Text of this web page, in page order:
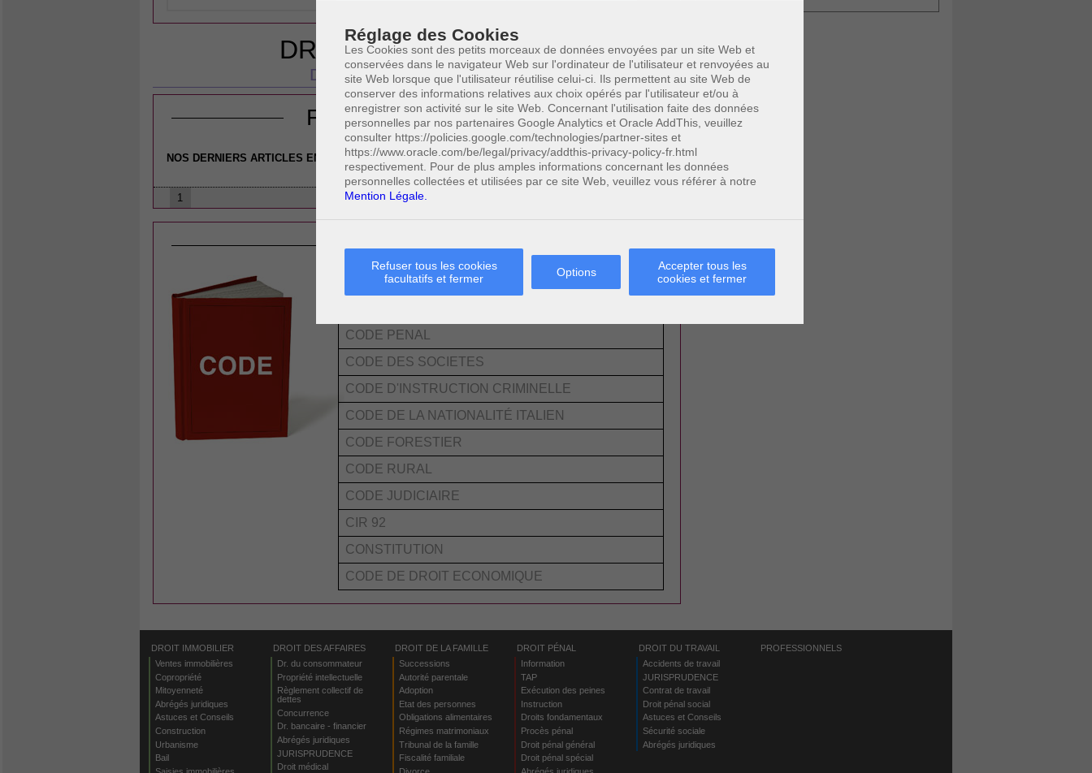
Réglage des Cookies
Les Cookies sont des petits morceaux de données envoyées par un site Web et
conservées dans le navigateur Web sur l'ordinateur de l'utilisateur et renvoyées au
site Web lorsque que l'utilisateur réutilise celui-ci. Ils permettent au site Web de
conserver des informations relatives aux choix opérés par l'utilisateur et/ou à
enregistrer son activité sur le site Web. Concernant l'utilisation faite des données
personnelles par nos partenaires Google Analytics et Oracle AddThis, veuillez
consulter https://policies.google.com/technologies/partner-sites et
https://www.oracle.com/be/legal/privacy/addthis-privacy-policy-fr.html
respectivement. Pour de plus amples informations concernant les données
personnelles collectées et utilisées par ce site Web, veuillez vous référer à notre
Mention Légale.
Refuser tous les cookies
facultatifs et fermer
Options
Accepter tous les
cookies et fermer
DROIT-DES-AFFAIRES
DR PENAL DES SOCIETES
FICHES PRATIQUES
NOS DERNIERS ARTICLES EN DROIT DES AFFAIRES - DR. PÉNAL DES SOCIÉTÉS
1
LEGISLATION
CODE CIVIL
CODE PENAL
CODE DES SOCIETES
CODE D'INSTRUCTION CRIMINELLE
CODE DE LA NATIONALITÉ ITALIEN
CODE FORESTIER
CODE RURAL
CODE JUDICIAIRE
CIR 92
CONSTITUTION
CODE DE DROIT ECONOMIQUE
DROIT IMMOBILIER
Ventes immobilières
Copropriété
Mitoyenneté
Abrégés juridiques
Astuces et Conseils
Construction
Urbanisme
Bail
DROIT DES AFFAIRES
Dr. du consommateur
Propriété intellectuelle
Règlement collectif de
dettes
Concurrence
Dr. bancaire - financier
Abrégés juridiques
JURISPRUDENCE
Droit médical
DROIT DE LA FAMILLE
Successions
Autorité parentale
Adoption
Etat des personnes
Obligations alimentaires
Régimes matrimoniaux
Tribunal de la famille
Fiscalité familiale
DROIT PÉNAL
Information
TAP
Exécution des peines
Instruction
Droits fondamentaux
Procès pénal
Droit pénal général
Droit pénal spécial
DROIT DU TRAVAIL
Accidents de travail
JURISPRUDENCE
Contrat de travail
Droit pénal social
Astuces et Conseils
Sécurité sociale
Abrégés juridiques
PROFESSIONNELS